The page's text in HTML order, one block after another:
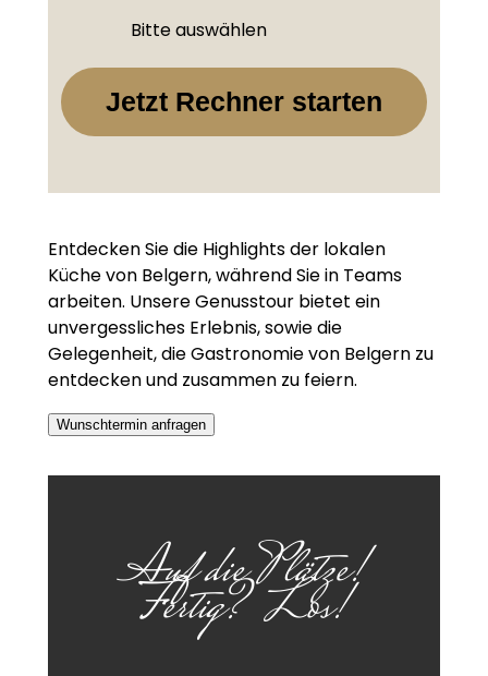
Bitte auswählen
Jetzt Rechner starten
Entdecken Sie die Highlights der lokalen
Küche von Belgern, während Sie in Teams
arbeiten. Unsere Genusstour bietet ein
unvergessliches Erlebnis, sowie die
Gelegenheit, die Gastronomie von Belgern zu
entdecken und zusammen zu feiern.
Wunschtermin anfragen
Auf die Plätze!
Fertig? Los!